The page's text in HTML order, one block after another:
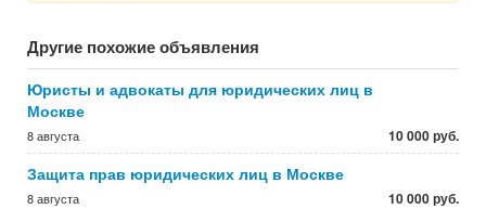
Другие похожие объявления
Юристы и адвокаты для юридических лиц в
Москве
8 августа 10 000 руб.
Защита прав юридических лиц в Москве
8 августа 10 000 руб.